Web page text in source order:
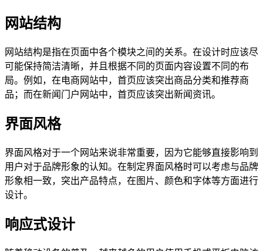
网站结构
网站结构是指在页面中各个模块之间的关系。在设计时应该尽
可能保持简洁清晰，并且根据不同的页面内容设置不同的布
局。例如，在电商网站中，首页应该突出商品分类和推荐商
品；而在新闻门户网站中，首页应该突出新闻资讯。
界面风格
界面风格对于一个网站来说非常重要，因为它能够直接影响到
用户对于品牌形象的认知。在制定界面风格时可以考虑与品牌
形象相一致，突出产品特点，在图片、颜色和字体等方面进行
设计。
响应式设计